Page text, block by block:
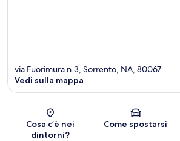
Mappa
via Fuorimura n.3, Sorrento, NA, 80067
Vedi sulla mappa
Cosa c’è nei
dintorni?
Come spostarsi